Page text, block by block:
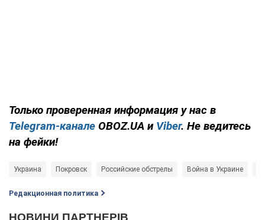
Только проверенная информация у нас в
Telegram-канале OBOZ.UA и Viber. Не ведитесь
на фейки!
Украина Покровск Российские обстрелы Война в Украине
Редакционная политика